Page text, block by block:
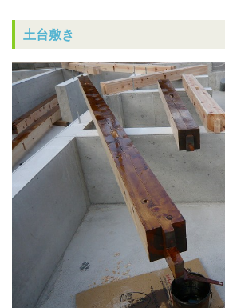
土台敷き